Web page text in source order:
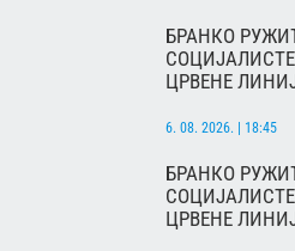
БРАНКО
ЦРВЕНЕ
6. 08. 2026. | 18:45
БРАНКО
ЦРВЕНЕ